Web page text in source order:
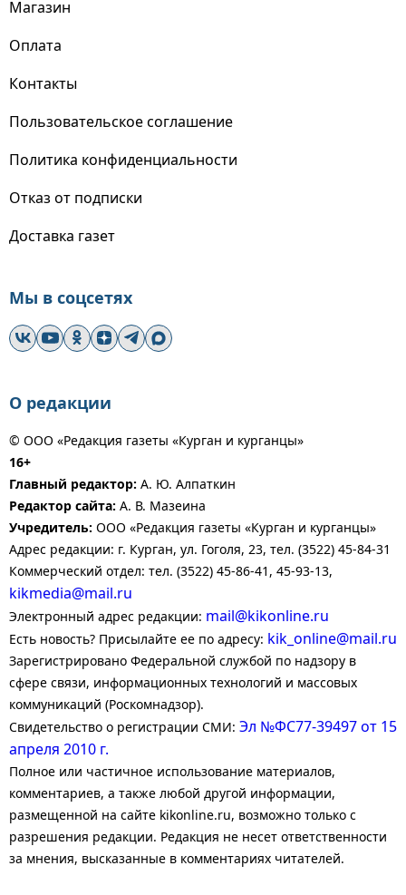
Магазин
Оплата
Контакты
Пользовательское соглашение
Политика конфиденциальности
Отказ от подписки
Доставка газет
Мы в соцсетях
О редакции
© ООО «Редакция газеты «Курган и курганцы»
16+
Главный редактор: А. Ю. Алпаткин
Редактор сайта: А. В. Мазеина
Учредитель: ООО «Редакция газеты «Курган и курганцы»
Адрес редакции: г. Курган, ул. Гоголя, 23, тел. (3522) 45-84-31
Коммерческий отдел: тел. (3522) 45-86-41, 45-93-13,
kikmedia@mail.ru
Электронный адрес редакции: mail@kikonline.ru
Есть новость? Присылайте ее по адресу: kik_online@mail.ru
Зарегистрировано Федеральной службой по надзору в
сфере связи, информационных технологий и массовых
коммуникаций (Роскомнадзор).
Свидетельство о регистрации СМИ: Эл №ФС77-39497 от 15
апреля 2010 г.
Полное или частичное использование материалов,
комментариев, а также любой другой информации,
размещенной на сайте kikonline.ru, возможно только с
разрешения редакции. Редакция не несет ответственности
за мнения, высказанные в комментариях читателей.